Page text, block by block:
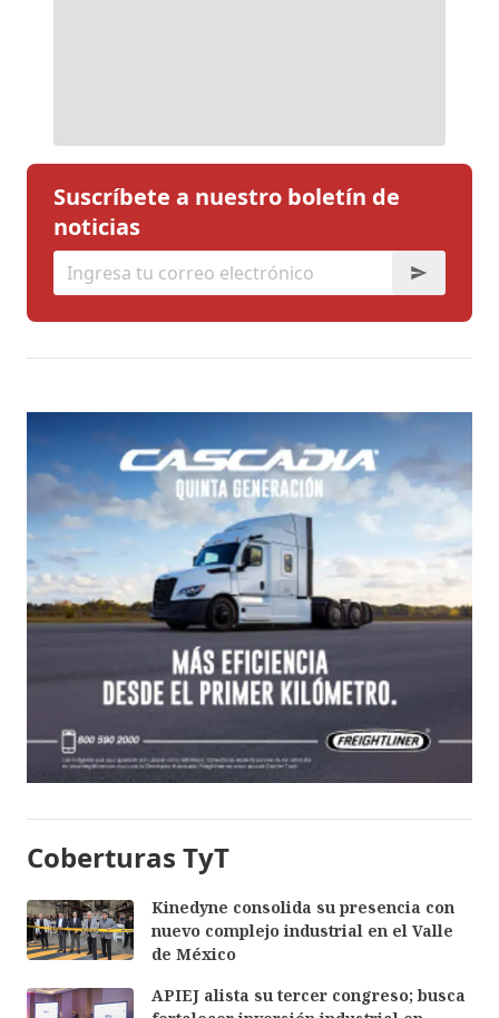
Suscríbete a nuestro boletín de
noticias
Coberturas TyT
Kinedyne consolida su presencia con
nuevo complejo industrial en el Valle
de México
APIEJ alista su tercer congreso; busca